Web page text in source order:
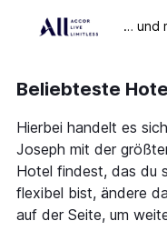
… und
Beliebteste
Hierbei handelt es
Joseph mit der
Hotel findest, das du
flexibel bist, ändere
auf der Seite, um